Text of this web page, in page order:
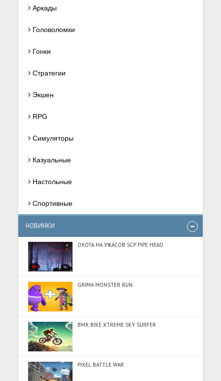
Аркады
Головоломки
Гонки
Стратегии
Экшен
RPG
Симуляторы
Казуальные
Настольные
Спортивные
НОВИНКИ
ОХОТА НА УЖАСОВ SCP PIPE HEAD
GRIMA MONSTER RUN
BMX BIKE XTREME SKY SURFER
PIXEL BATTLE WAR